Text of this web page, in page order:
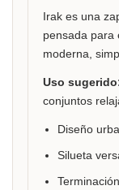
Irak es una
pensada para
moderna,
Uso
conjuntos
Diseño
Silueta